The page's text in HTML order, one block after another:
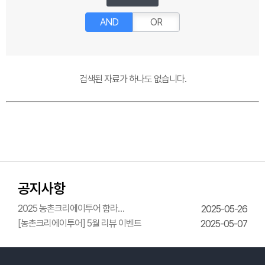
AND OR
검색된 자료가 하나도 없습니다.
공지사항
2025 농촌크리에이투어 함라
한옥체험관 웨딩의상체험
2025-05-26
[농촌크리에이투어] 5월 리뷰 이벤트
2025-05-07